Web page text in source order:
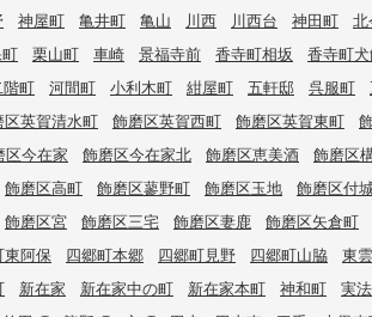
神屋町 亀井町 亀山 川西 川西台 神田町 北
栗山町 車崎 景福寺前 香寺町相坂 香寺町
町
河間町 小利木町 紺屋町 五軒邸 呉服町
区英賀清水町
飾磨区英賀西町 飾磨区英賀東町
区今在家
飾磨区今在家北 飾磨区恵美酒 飾磨区
飾磨区高町
飾磨区蓼野町 飾磨区玉地 飾磨区付
飾磨区宮
飾磨区三宅 飾磨区妻鹿 飾磨区矢倉町
東阿保
四郷町本郷 四郷町見野 四郷町山脇 東
新在家 新在家中の町 新在家本町 神和町 実